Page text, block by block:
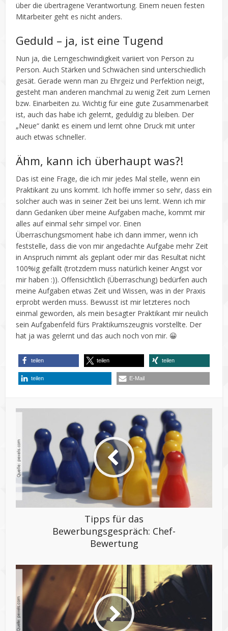
über die übertragene Verantwortung. Einem neuen festen
Mitarbeiter geht es nicht anders.
Geduld – ja, ist eine Tugend
Nun ja, die Lerngeschwindigkeit variiert von Person zu
Person. Auch Stärken und Schwächen sind unterschiedlich
gesät. Gerade wenn man zu Ehrgeiz und Perfektion neigt,
gesteht man anderen manchmal zu wenig Zeit zum Lernen
bzw. Einarbeiten zu. Wichtig für eine gute Zusammenarbeit
ist, auch das habe ich gelernt, geduldig zu bleiben. Der
„Neue“ dankt es einem und lernt ohne Druck mit unter
auch etwas schneller.
Ähm, kann ich überhaupt was?!
Das ist eine Frage, die ich mir jedes Mal stelle, wenn ein
Praktikant zu uns kommt. Ich hoffe immer so sehr, dass ein
solcher auch was in seiner Zeit bei uns lernt. Wenn ich mir
dann Gedanken über meine Aufgaben mache, kommt mir
alles auf einmal sehr simpel vor. Einen
Überraschungsmoment habe ich dann immer, wenn ich
feststelle, dass die von mir angedachte Aufgabe mehr Zeit
in Anspruch nimmt als geplant oder mir das Resultat nicht
100%ig gefällt (trotzdem muss natürlich keiner Angst vor
mir haben :)). Offensichtlich (Überraschung) bedürfen auch
meine Aufgaben etwas Zeit und Wissen, was in der Praxis
erprobt werden muss. Bewusst ist mir letzteres noch
einmal geworden, als mein besagter Praktikant mir neulich
sein Aufgabenfeld fürs Praktikumszeugnis vorstellte. Der
hat ja was gelernt und das auch noch von mir. 😀
teilen teilen teilen
teilen E-Mail
Tipps für das
Bewerbungsgespräch: Chef-
Bewertung